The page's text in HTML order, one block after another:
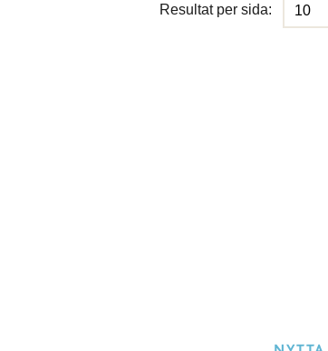
Resultat per sida: